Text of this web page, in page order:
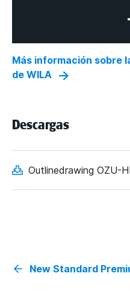
Más información sobre
de WILA
Descargas
Outlinedrawing OZU-
New Standard